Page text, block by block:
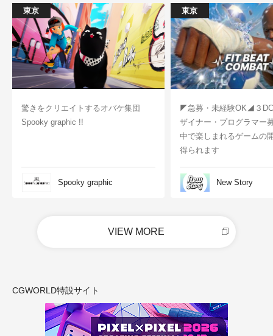
東京
驚きをクリエイトするオバケ集団
Spooky graphic !!
Spooky graphic
東京
◤急募・未経験OK◢３
ザイナー・プログラマー
中で楽しまれるゲームの
得られます
New Story
VIEW MORE
CGWORLD特設サイト